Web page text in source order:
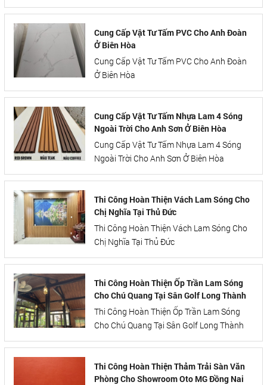
Cung Cấp Vật Tư Tấm PVC Cho Anh Đoàn
Ở Biên Hòa
Cung Cấp Vật Tư Tấm PVC Cho Anh Đoàn
Ở Biên Hòa
Cung Cấp Vật Tư Tấm Nhựa Lam 4 Sóng
Ngoài Trời Cho Anh Sơn Ở Biên Hòa
Cung Cấp Vật Tư Tấm Nhựa Lam 4 Sóng
Ngoài Trời Cho Anh Sơn Ở Biên Hòa
Thi Công Hoàn Thiện Vách Lam Sóng Cho
Chị Nghĩa Tại Thủ Đức
Thi Công Hoàn Thiện Vách Lam Sóng Cho
Chị Nghĩa Tại Thủ Đức
Thi Công Hoàn Thiện Ốp Trần Lam Sóng
Cho Chú Quang Tại Sân Golf Long Thành
Thi Công Hoàn Thiện Ốp Trần Lam Sóng
Cho Chú Quang Tại Sân Golf Long Thành
Thi Công Hoàn Thiện Thảm Trải Sàn Văn
Phòng Cho Showroom Oto MG Đồng Nai